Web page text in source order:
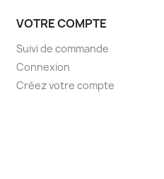
VOTRE COMPTE
Suivi de commande
Connexion
Créez votre compte